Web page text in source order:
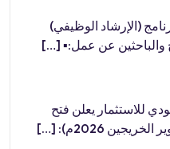
(الإرشاد الوظيفي)
والباحثين عن عمل:▪ […]
للاستثمار يعلن فتح
2026م): […]